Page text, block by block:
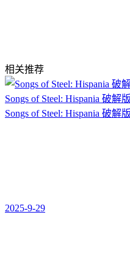
相关推荐
Songs of Steel: Hispania 破解版
Songs of Steel: Hispania 破解版
2025-9-29